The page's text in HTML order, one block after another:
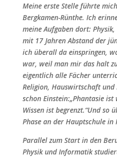
Meine erste Stelle führte
Bergkamen-Rünthe. Ich
meine Aufgaben dort:
mit 17 Jahren Abstand der
ich überall da einspringen,
war, weil man mir das halt
eigentlich alle Fächer
Religion, Hauswirtschaft und
schon Einstein:„Phantasie
Wissen ist begrenzt.“Und so
Phase an der Hauptschule in
Parallel zum Start in den
Physik und Informatik